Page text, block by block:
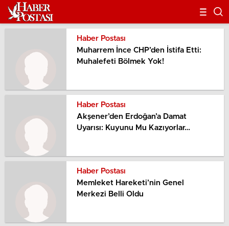
Haber Postası
Muharrem İnce CHP’den İstifa Etti:
Muhalefeti Bölmek Yok!
Haber Postası
Akşener’den Erdoğan’a Damat
Uyarısı: Kuyunu Mu Kazıyorlar…
Haber Postası
Memleket Hareketi’nin Genel
Merkezi Belli Oldu